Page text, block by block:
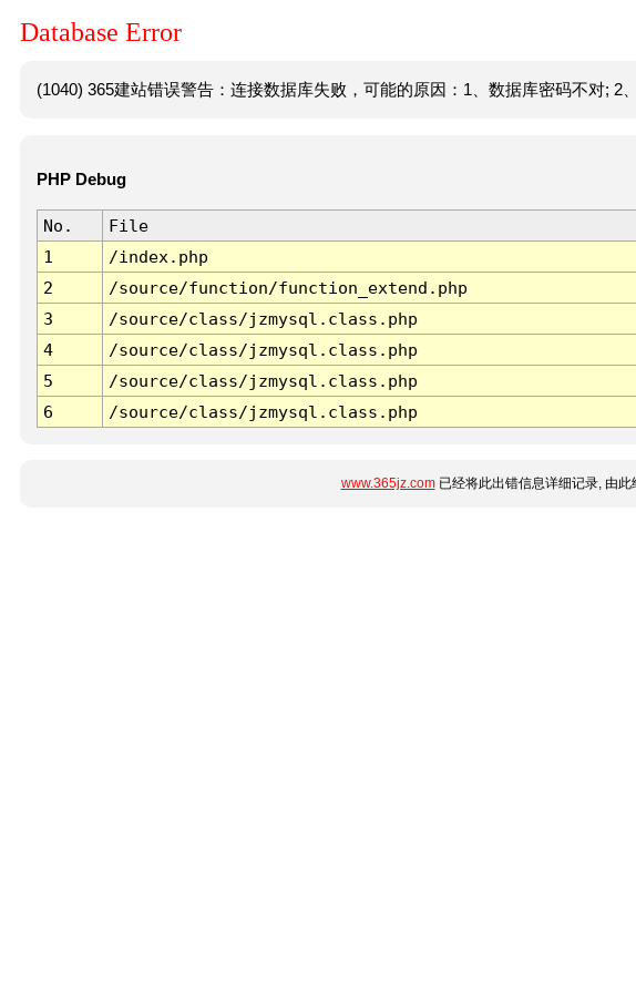
Database Error
(1040) 365建站错误警告：连接数据库失败，可能的原因：1、数据库密码不对; 2
PHP Debug
No. File
1
/index.php
2
/source/function/function_extend.php
3
/source/class/jzmysql.class.php
4
/source/class/jzmysql.class.php
5
/source/class/jzmysql.class.php
6
/source/class/jzmysql.class.php
www.365jz.com已经将此出错信息详细记录, 由